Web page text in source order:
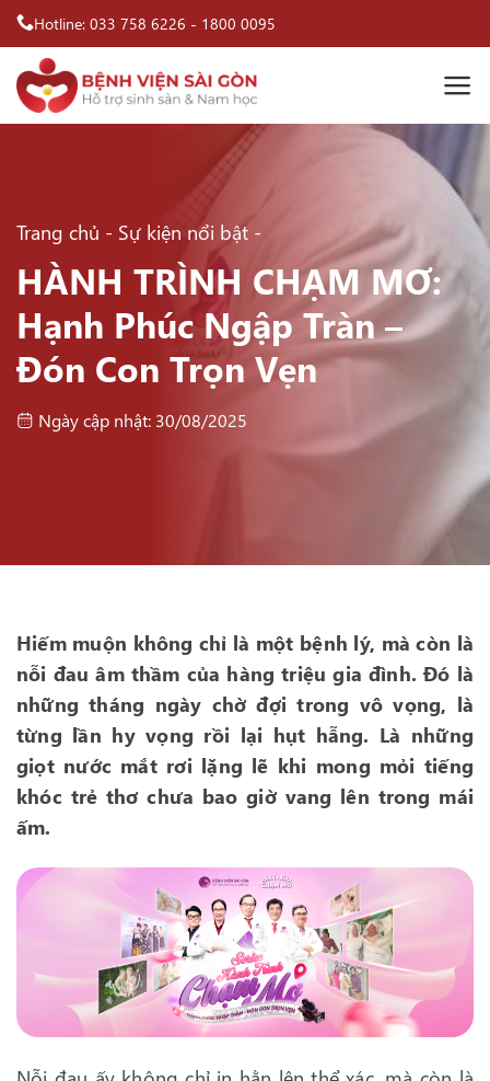
Bỏ
nội
dung
Hotline: 033 758 6226 - 1800 0095
Trang chủ - Sự kiện nổi bật -
HÀNH TRÌNH CHẠM MƠ:
Hạnh Phúc Ngập Tràn –
Đón Con Trọn Vẹn
Ngày cập nhật: 30/08/2025
Hiếm muộn không chỉ là một bệnh lý, mà còn là
nỗi đau âm thầm của hàng triệu gia đình. Đó là
những tháng ngày chờ đợi trong vô vọng, là
từng lần hy vọng rồi lại hụt hẫng. Là những
giọt nước mắt rơi lặng lẽ khi mong mỏi tiếng
khóc trẻ thơ chưa bao giờ vang lên trong mái
ấm.